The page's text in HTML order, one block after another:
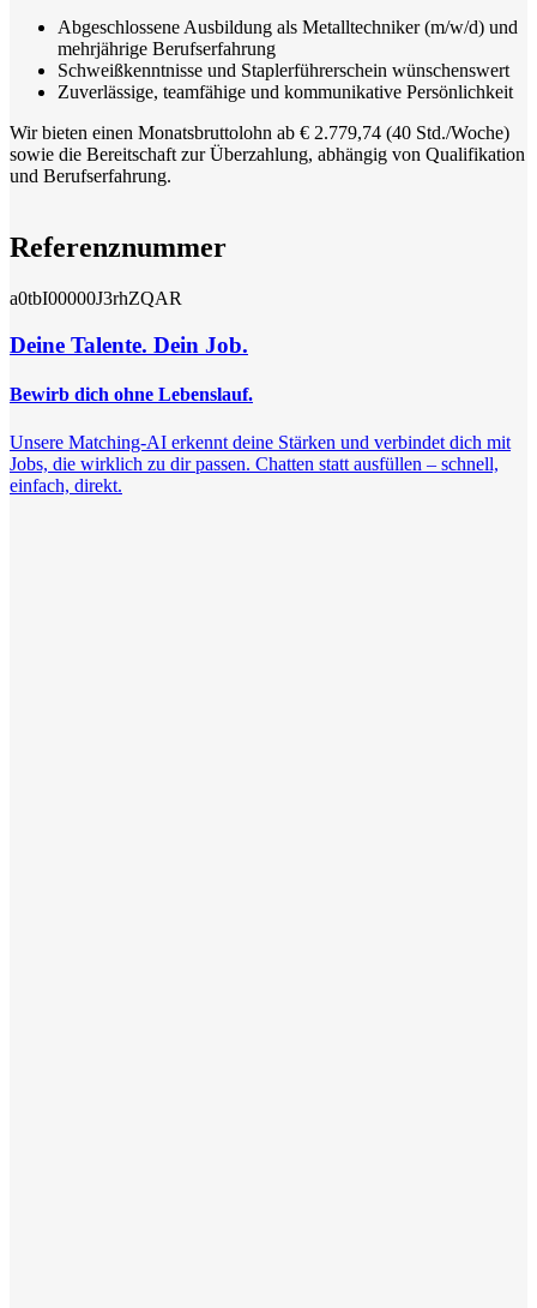
Abgeschlossene Ausbildung als Metalltechniker (m/w/d) und
mehrjährige Berufserfahrung
Schweißkenntnisse und Staplerführerschein wünschenswert
Zuverlässige, teamfähige und kommunikative Persönlichkeit
Wir bieten einen Monatsbruttolohn ab € 2.779,74 (40 Std./Woche)
sowie die Bereitschaft zur Überzahlung, abhängig von Qualifikation
und Berufserfahrung.
Referenznummer
a0tbI00000J3rhZQAR
Deine Talente. Dein Job.
Bewirb dich ohne Lebenslauf.
Unsere Matching-AI erkennt deine Stärken und verbindet dich mit
Jobs, die wirklich zu dir passen. Chatten statt ausfüllen – schnell,
einfach, direkt.